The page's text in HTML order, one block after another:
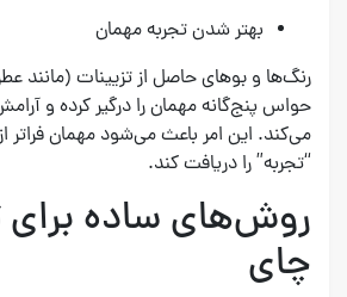
بهتر شدن تجربه مهمان
رنگ‌ها و بوهای حاصل از تزیینات (مانند
حواس پنج‌گانه مهمان را درگیر کرده و
می‌کند. این امر باعث می‌شود مهمان
“تجربه” را دریافت کند.
روش‌های ساده برای
چای